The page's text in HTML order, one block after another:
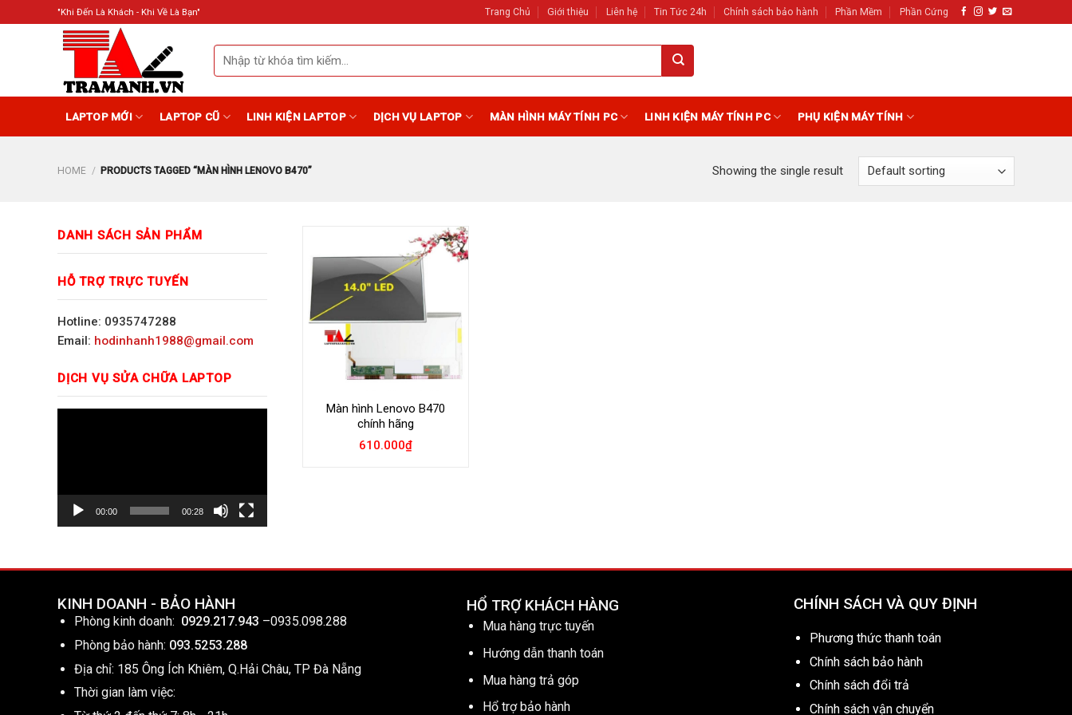
to
"Khi Đến Là Khách - Khi Về Là Bạn" Trang Chủ Giới thiệu Liên hệ Tin Tức 24h Chính sách bảo hành Phần Mềm Phần Cứng
Search
for:
LAPTOP MỚI LAPTOP CŨ LINH KIỆN LAPTOP DỊCH VỤ LAPTOP MÀN HÌNH MÁY TÍNH PC LINH KIỆN MÁY TÍNH PC PHỤ KIỆN MÁY TÍNH
HOME / PRODUCTS TAGGED “MÀN HÌNH LENOVO B470” Showing the single result
DANH SÁCH SẢN PHẨM
HỖ TRỢ TRỰC TUYẾN
Hotline: 0935747288
Email: hodinhanh1988@gmail.com
DỊCH VỤ SỬA CHỮA LAPTOP
00:00 00:28
Màn hình Lenovo B470
chính hãng
610.000₫
KINH DOANH - BẢO HÀNH
Phòng kinh doanh: 0929.217.943 –0935.098.288
Phòng bảo hành: 093.5253.288
Địa chỉ: 185 Ông Ích Khiêm, Q.Hải Châu, TP Đà Nẵng
Thời gian làm việc:
HỔ TRỢ KHÁCH HÀNG
Mua hàng trực tuyến
Hướng dẫn thanh toán
Mua hàng trả góp
Hổ trợ bảo hành
CHÍNH SÁCH VÀ QUY ĐỊNH
Phương thức thanh toán
Chính sách bảo hành
Chính sách đổi trả
Chính sách vận chuyển